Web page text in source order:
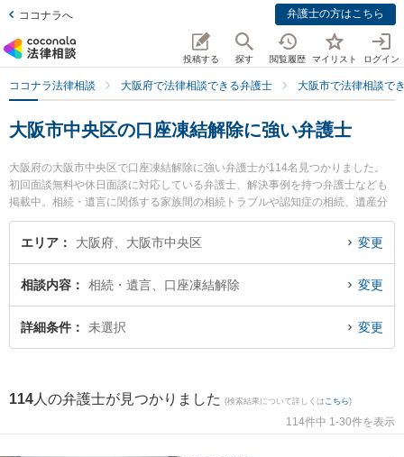
ココナラへ 弁護士の方はこちら
投稿する 探す 閲覧履歴 マイリスト ログイン
ココナラ法律相談 大阪府で法律相談できる弁護士 大阪市で法律相談で
大阪市中央区の口座凍結解除に強い弁護士
大阪府の大阪市中央区で口座凍結解除に強い弁護士が114名見つかりました。
初回面談無料や休日面談に対応している弁護士、解決事例を持つ弁護士なども
掲載中。相続・遺言に関係する家族間の相続トラブルや認知症の相続、遺産分
割等の細かな分野での絞り込み検索もでき便利です。特にウルトラ法律事務所
の菅尾 英佑弁護士やディーセント法律事務所の井嶋 崇雄弁護士、法律事務所蓮
ぐに弁護士に相談したい』『口座凍結解除のトラブル解決の実績豊富な近くの
弁護士を検索したい』『初回相談無料で口座凍結解除を法律相談できる大阪市
中央区内の弁護士に相談予約したい』などでお困りの相談者さんにおすすめで
エリア 大阪府、大阪市中央区 変更
相談内容 相続・遺言、口座凍結解除 変更
詳細条件 未選択 変更
114 人の弁護士が見つかりました (検索結果について詳しくは こちら)
114件中 1-30件を表示